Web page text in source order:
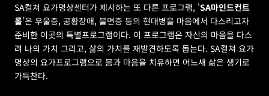
SA컬쳐 요가명상센터가 제시하는 또 다른 프로그램, 'SA마인드컨트
롤'은 우울증, 공황장애, 불면증 등의 현대병을 마음에서 다스리고자
준비한 이곳의 특별프로그램이다. 이 프로그램은 자신의 마음을 다스
려 나의 가치 그리고, 삶의 가치를 재발견하도록 돕는다. SA컬쳐 요가
명상의 요가프로그램으로 몸과 마음을 치유하면 어느새 삶은 생기로
가득찬다.